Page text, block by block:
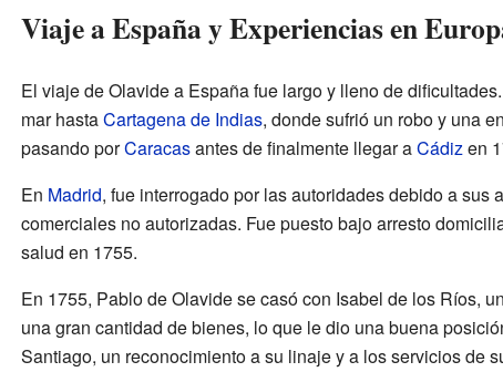
Viaje a España y Experiencias en
El viaje de Olavide a España fue largo y lleno de
mar hastaCartagena de Indias, donde sufrió un robo y una
pasando porCaracasantes de finalmente llegar aCádizen
En Madrid, fue interrogado por las autoridades debido a
comerciales no autorizadas. Fue puesto bajo arresto
salud en 1755.
En 1755, Pablo de Olavide se casó con Isabel de los Ríos,
una gran cantidad de bienes, lo que le dio una buena
Santiago, un reconocimiento a su linaje y a los servicios de